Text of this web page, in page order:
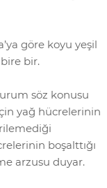
göre koyu yeşil
bir.
söz konusu
yağ hücrelerinin
boşalttığı
arzusu duyar.